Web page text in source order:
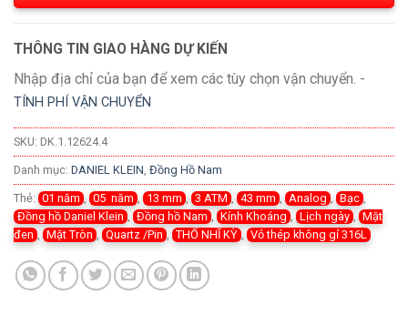
THÔNG TIN GIAO HÀNG DỰ KIẾN
Nhập địa chỉ của bạn để xem các tùy chọn vận chuyển. -
TÍNH PHÍ VẬN CHUYỂN
SKU: DK.1.12624.4
Danh mục: DANIEL KLEIN Đồng Hồ Nam
Thẻ: 01 năm 05 năm 13 mm 3 ATM 43 mm Analog Bạc
Đồng hồ Daniel Klein
Đồng hồ Nam Kính Khoáng Lịch ngày
Mặt
đen
Mặt Tròn Quartz /Pin THỔ NHĨ KỲ Vỏ thép không gỉ 316L